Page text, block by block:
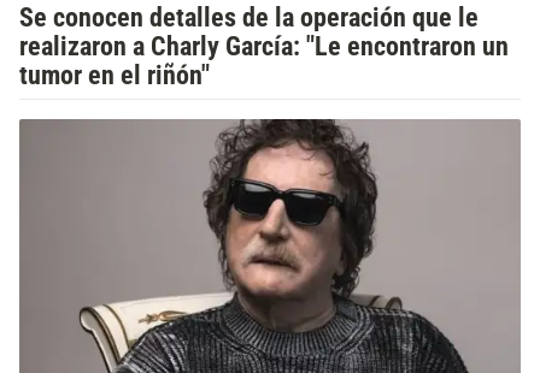
Se conocen detalles de la operación que le
realizaron a Charly García: "Le encontraron un
tumor en el riñón"